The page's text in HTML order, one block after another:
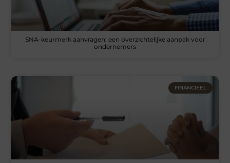
SNA-keurmerk aanvragen: een overzichtelijke aanpak voor
ondernemers
FINANCIEEL